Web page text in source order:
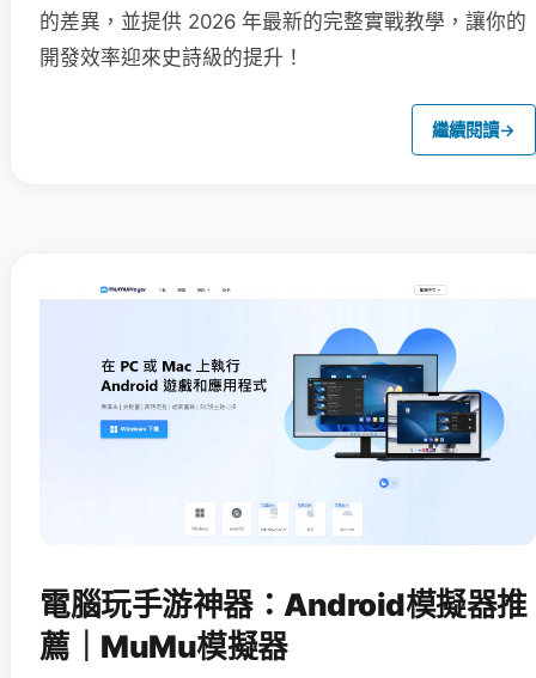
的差異，並提供 2026 年最新的完整實戰教學，讓你的
開發效率迎來史詩級的提升！
繼續閱讀→
電腦玩手游神器：Android模擬器推
薦｜MuMu模擬器